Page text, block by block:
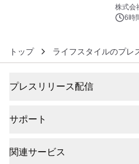
きで
素泊
株式会
6時
トップ ライフスタイルのプレ
プレスリリース配信
サポート
関連サービス